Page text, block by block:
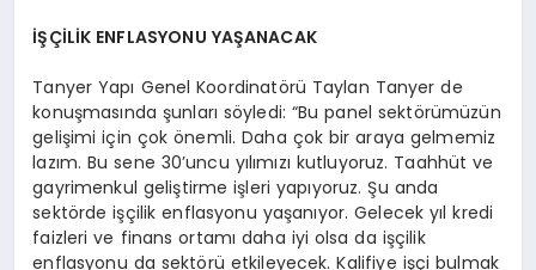
İŞÇİLİK ENFLASYONU YAŞANACAK
Tanyer Yapı Genel Koordinatörü Taylan Tanyer de
konuşmasında şunları söyledi: “Bu panel sektörümüzün
gelişimi için çok önemli. Daha çok bir araya gelmemiz
lazım. Bu sene 30’uncu yılımızı kutluyoruz. Taahhüt ve
gayrimenkul geliştirme işleri yapıyoruz. Şu anda
sektörde işçilik enflasyonu yaşanıyor. Gelecek yıl kredi
faizleri ve finans ortamı daha iyi olsa da işçilik
enflasyonu da sektörü etkileyecek. Kalifiye işçi bulmak